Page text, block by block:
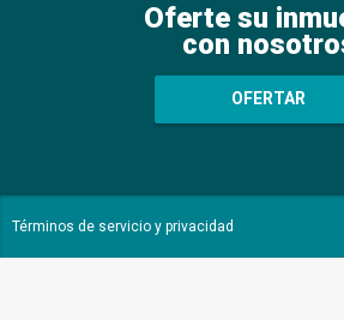
Oferte su
con
OFERTAR
Términos de servicio y privacidad